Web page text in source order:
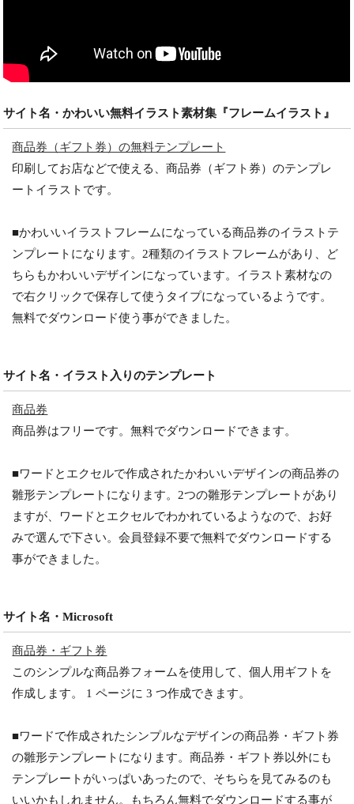
サイト名・かわいい無料イラスト素材集『フレームイラスト』
商品券（ギフト券）の無料テンプレート
印刷してお店などで使える、商品券（ギフト券）のテンプレ
ートイラストです。
■かわいいイラストフレームになっている商品券のイラストテ
ンプレートになります。2種類のイラストフレームがあり、ど
ちらもかわいいデザインになっています。イラスト素材なの
で右クリックで保存して使うタイプになっているようです。
無料でダウンロード使う事ができました。
サイト名・イラスト入りのテンプレート
商品券
商品券はフリーです。無料でダウンロードできます。
■ワードとエクセルで作成されたかわいいデザインの商品券の
雛形テンプレートになります。2つの雛形テンプレートがあり
ますが、ワードとエクセルでわかれているようなので、お好
みで選んで下さい。会員登録不要で無料でダウンロードする
事ができました。
サイト名・Microsoft
商品券・ギフト券
このシンプルな商品券フォームを使用して、個人用ギフトを
作成します。 1 ページに 3 つ作成できます。
■ワードで作成されたシンプルなデザインの商品券・ギフト券
の雛形テンプレートになります。商品券・ギフト券以外にも
テンプレートがいっぱいあったので、そちらを見てみるのも
いいかもしれません。もちろん無料でダウンロードする事が